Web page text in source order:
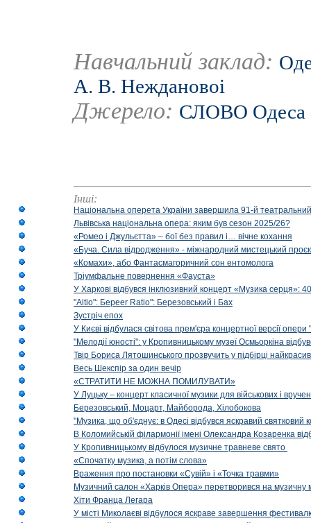
Навчальний заклад:
А. В. Неждановоі
Джерело: СЛОВО Одеса
Інші:
Національна оперета України завершила 91-й
Львівська національна опера: яким був сезон 2025/26?
«Ромео і Джульєтта» – бої без правил і… вічне кохання
«Буча. Сила відродження» - міжнародний мистецький
«Комахи», або Фантасмагоричний сон ентомолога
Тріумфальне повернення «Фауста»
У Харкові відбувся інклюзивний концерт «Музика серця»:
"Altio": Береer Ratio": Березовський і Бах
Зустріч епох
У Києві відбулася світова прем'єра концертної версії
"Мелодії юності": у Кропивницькому музеї Осмьоркіна
Твір Бориса Лятошинського прозвучить у підбірці
Весь Шекспір за один вечір
«СТРАТИТИ НЕ МОЖНА ПОМИЛУВАТИ»
У Луцьку – концерт класичної музики для військових і
Березовський, Моцарт, Майборода, Хілобокова
"Музика, що об'єднує: в Одесі відбувся яскравий
В Коломийській філармонії імені Олександра Козаренка
У Кропивницькому відбулося музичне травневе свято
«Спочатку музика, а потім слова»
Враження про постановки «Сувій» і «Точка травми»
Музичний салон «Харків Опера» перетворився на музичну
Хіти Франца Легара
У місті Миколаєві відбулося яскраве завершення